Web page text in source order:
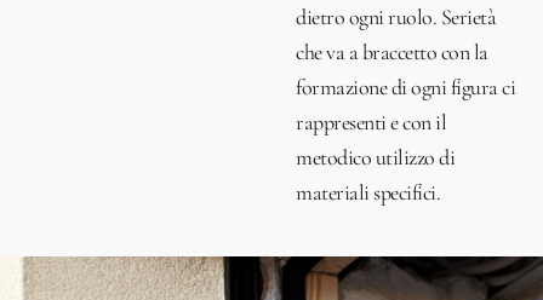
dietro ogni ruolo. Serietà
che va a braccetto con la
formazione di ogni figura ci
rappresenti e con il
metodico utilizzo di
materiali specifici.